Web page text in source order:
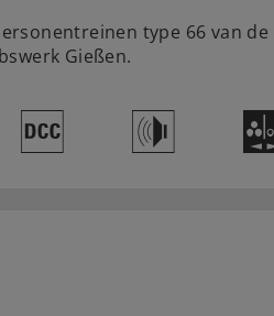
type 66 van
Gießen.
§ h